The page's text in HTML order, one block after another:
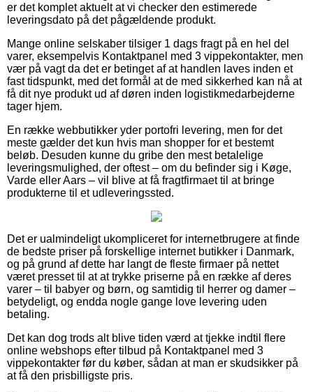
er det komplet aktuelt at vi checker den estimerede
leveringsdato på det pågældende produkt.
Mange online selskaber tilsiger 1 dags fragt på en hel del
varer, eksempelvis Kontaktpanel med 3 vippekontakter, men
vær på vagt da det er betinget af at handlen laves inden et
fast tidspunkt, med det formål at de med sikkerhed kan nå at
få dit nye produkt ud af døren inden logistikmedarbejderne
tager hjem.
En række webbutikker yder portofri levering, men for det
meste gælder det kun hvis man shopper for et bestemt
beløb. Desuden kunne du gribe den mest betalelige
leveringsmulighed, der oftest – om du befinder sig i Køge,
Varde eller Aars – vil blive at få fragtfirmaet til at bringe
produkterne til et udleveringssted.
Det er ualmindeligt ukompliceret for internetbrugere at finde
de bedste priser på forskellige internet butikker i Danmark,
og på grund af dette har langt de fleste firmaer på nettet
været presset til at at trykke priserne på en række af deres
varer – til babyer og børn, og samtidig til herrer og damer –
betydeligt, og endda nogle gange love levering uden
betaling.
Det kan dog trods alt blive tiden værd at tjekke indtil flere
online webshops efter tilbud på Kontaktpanel med 3
vippekontakter før du køber, sådan at man er skudsikker på
at få den prisbilligste pris.